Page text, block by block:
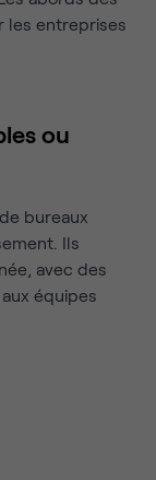
les entreprises
ou
bureaux
Ils
avec des
équipes